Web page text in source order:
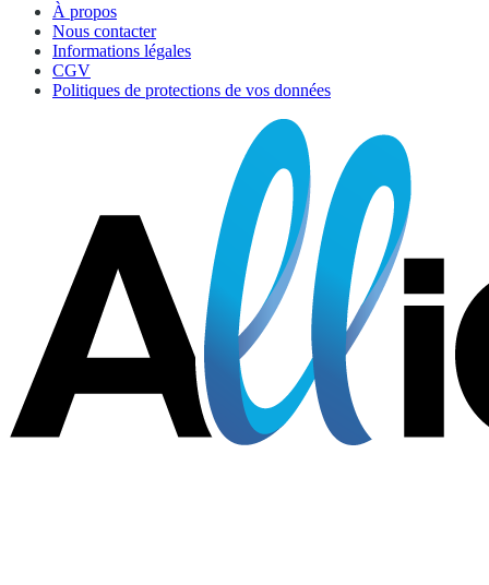
À propos
Nous contacter
Informations légales
CGV
Politiques de protections de vos données